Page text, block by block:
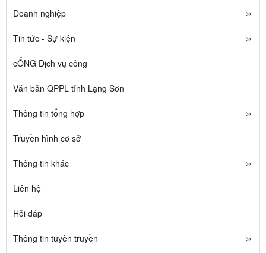
Doanh nghiệp
Tin tức - Sự kiện
cỔNG Dịch vụ công
Văn bản QPPL tỉnh Lạng Sơn
Thông tin tổng hợp
Truyền hình cơ sở
Thông tin khác
Liên hệ
Hỏi đáp
Thông tin tuyên truyền